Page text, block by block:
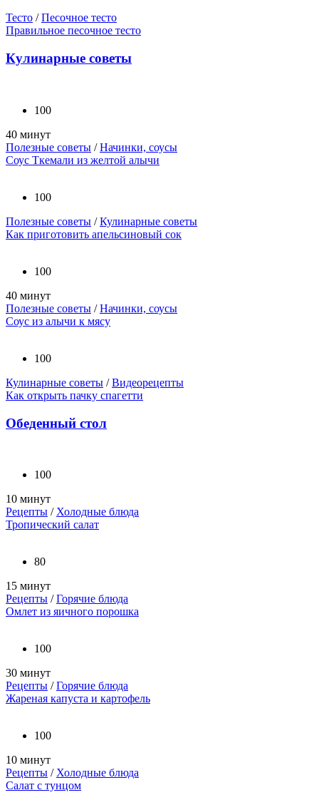
Тесто /Песочное тесто
Правильное песочное тесто
Кулинарные советы
100
40 минут
Полезные советы /Начинки, соусы
Соус Ткемали из желтой алычи
100
Полезные советы /Кулинарные советы
Как приготовить апельсиновый сок
100
40 минут
Полезные советы /Начинки, соусы
Соус из алычи к мясу
100
Кулинарные советы /Видеорецепты
Как открыть пачку спагетти
Обеденный стол
100
10 минут
Рецепты / Холодные блюда
Тропический салат
80
15 минут
Рецепты /Горячие блюда
Омлет из яичного порошка
100
30 минут
Рецепты /Горячие блюда
Жареная капуста и картофель
100
10 минут
Рецепты / Холодные блюда
Салат с тунцом